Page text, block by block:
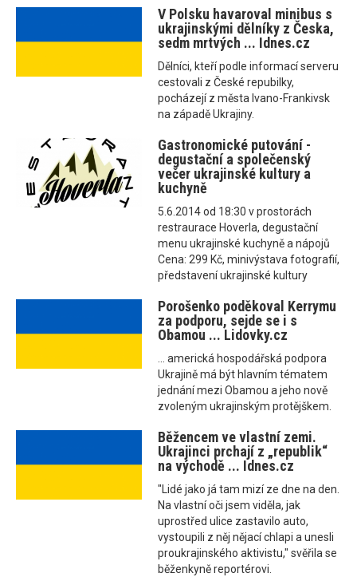
V Polsku havaroval minibus s
ukrajinskými dělníky z Česka,
sedm mrtvých ... Idnes.cz
Dělníci, kteří podle informací serveru
cestovali z České repubilky,
pocházejí z města Ivano-Frankivsk
na západě Ukrajiny.
Gastronomické putování -
degustační a společenský
večer ukrajinské kultury a
kuchyně
5.6.2014 od 18:30 v prostorách
restraurace Hoverla, degustační
menu ukrajinské kuchyně a nápojů
Cena: 299 Kč, minivýstava fotografií,
představení ukrajinské kultury
Porošenko poděkoval Kerrymu
za podporu, sejde se i s
Obamou ... Lidovky.cz
... americká hospodářská podpora
Ukrajině má být hlavním tématem
jednání mezi Obamou a jeho nově
zvoleným ukrajinským protějškem.
Běžencem ve vlastní zemi.
Ukrajinci prchají z „republik“
na východě ... Idnes.cz
"Lidé jako já tam mizí ze dne na den.
Na vlastní oči jsem viděla, jak
uprostřed ulice zastavilo auto,
vystoupili z něj nějací chlapi a unesli
proukrajinského aktivistu," svěřila se
běženkyně reportérovi.